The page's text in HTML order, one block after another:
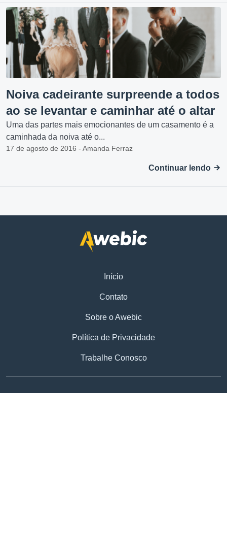
Noiva cadeirante surpreende a todos
ao se levantar e caminhar até o altar
Uma das partes mais emocionantes de um casamento é a
caminhada da noiva até o...
17 de agosto de 2016 - Amanda Ferraz
Continuar lendo
Início
Contato
Sobre o Awebic
Política de Privacidade
Trabalhe Conosco